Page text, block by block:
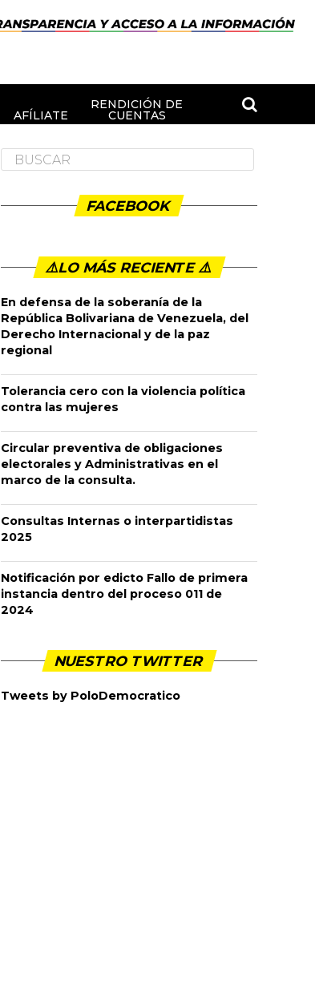
AFÍLIATE
RENDICIÓN DE
CUENTAS
FACEBOOK
⚠️LO MÁS RECIENTE ⚠️️
En defensa de la soberanía de la
República Bolivariana de Venezuela, del
Derecho Internacional y de la paz
regional
Tolerancia cero con la violencia política
contra las mujeres
Circular preventiva de obligaciones
electorales y Administrativas en el
marco de la consulta.
Consultas Internas o interpartidistas
2025
Notificación por edicto Fallo de primera
instancia dentro del proceso 011 de
2024
NUESTRO TWITTER
Tweets by PoloDemocratico